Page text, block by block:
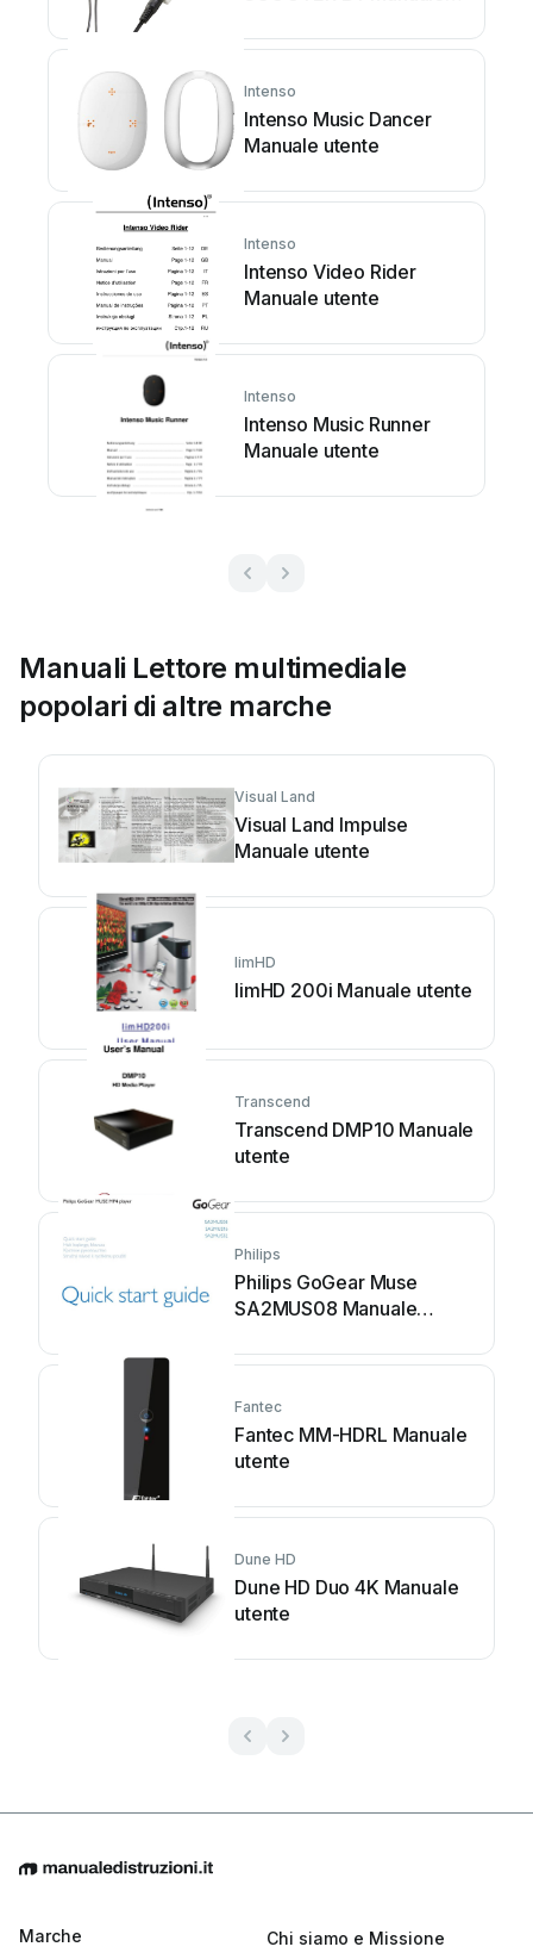
Intenso
Intenso Music Dancer
Manuale utente
Intenso
Intenso Video Rider
Manuale utente
Intenso
Intenso Music Runner
Manuale utente
Manuali Lettore multimediale
popolari di altre marche
Visual Land
Visual Land Impulse
Manuale utente
limHD
limHD 200i Manuale utente
Transcend
Transcend DMP10 Manuale
utente
Philips
Philips GoGear Muse
SA2MUS08 Manuale
Fantec
Fantec MM-HDRL Manuale
utente
Dune HD
Dune HD Duo 4K Manuale
utente
Marche Chi siamo e Missione